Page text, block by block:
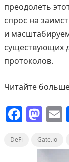
преодолеть
спрос на
и
существующих
протоколов.
Читайте
F
a
c
M
a
st
DeFi Gate.io